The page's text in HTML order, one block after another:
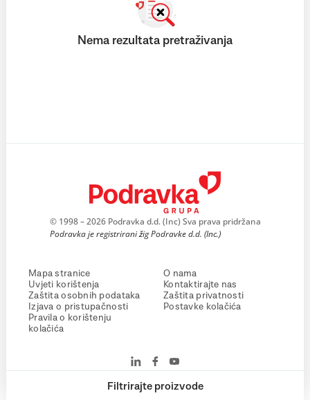
Filtrirajte proizvode
Nema rezultata pretraživanja
© 1998 – 2026 Podravka d.d. (Inc) Sva prava pridržana
Podravka je registrirani žig Podravke d.d. (Inc.)
Mapa stranice
Uvjeti korištenja
Zaštita osobnih podataka
Izjava o pristupačnosti
Pravila o korištenju
kolačića
O nama
Kontaktirajte nas
Zaštita privatnosti
Postavke kolačića